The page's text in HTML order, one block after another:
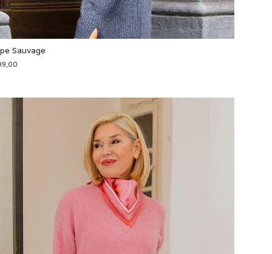
Sauvage